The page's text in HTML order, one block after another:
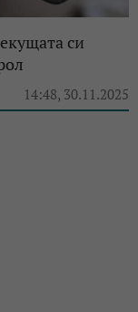
си
14:48, 30.11.2025